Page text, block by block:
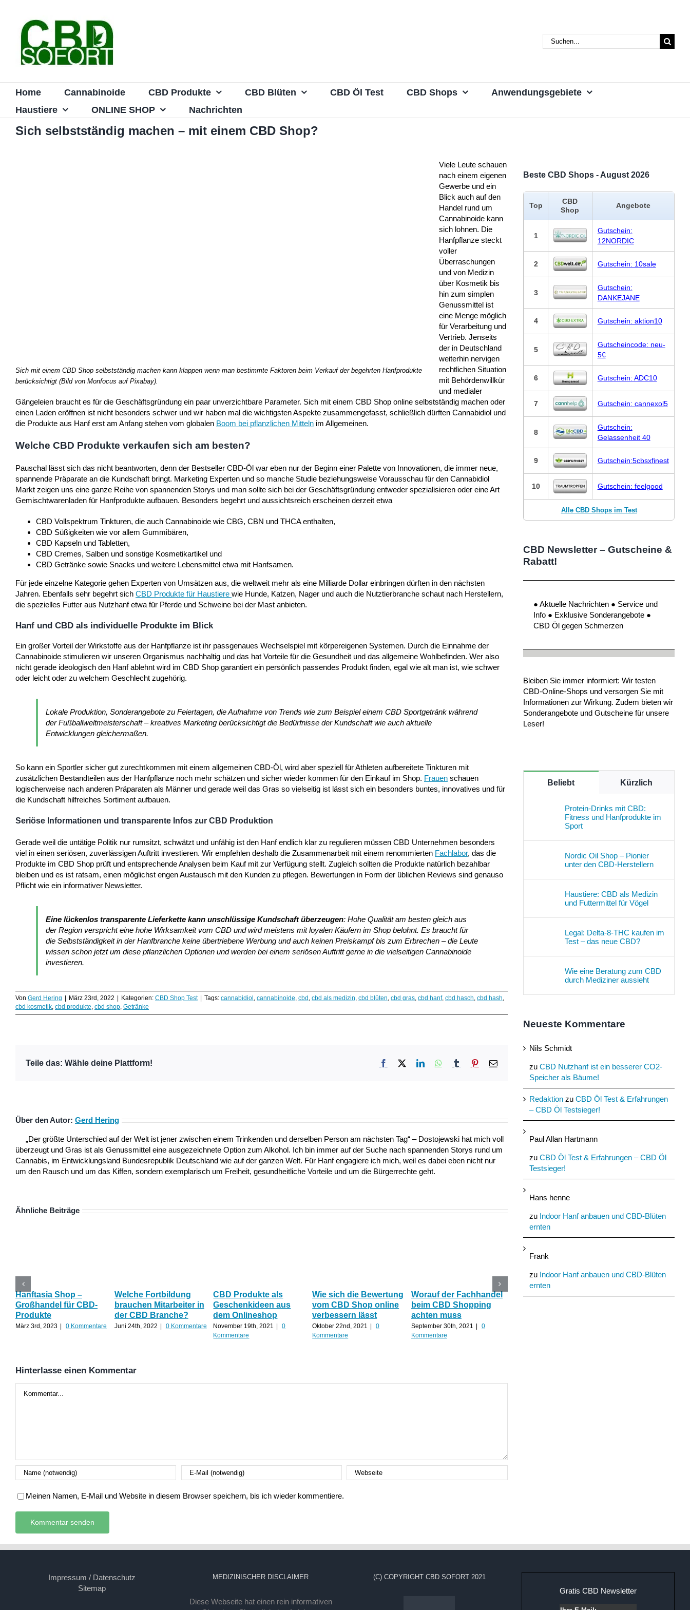
springen
Suche
nach:
Home Cannabinoide CBD Produkte CBD Blüten CBD Öl Test CBD Shops
Anwendungsgebiete
Haustiere
ONLINE SHOP Nachrichten
Sich selbstständig machen – mit einem CBD Shop?
Sich mit einem CBD Shop selbstständig machen kann klappen wenn man bestimmte Faktoren beim Verkauf der begehrten Hanfprodukte
berücksichtigt (Bild von Monfocus auf Pixabay).
Viele Leute schauen
nach einem eigenen
Gewerbe und ein
Blick auch auf den
Handel rund um
Cannabinoide kann
sich lohnen. Die
Hanfpflanze steckt
voller
Überraschungen
und von Medizin
über Kosmetik bis
hin zum simplen
Genussmittel ist
eine Menge möglich
für Verarbeitung und
Vertrieb. Jenseits
der in Deutschland
weiterhin nervigen
rechtlichen Situation
mit Behördenwillkür
und medialer
Gängeleien braucht es für die Geschäftsgründung ein paar unverzichtbare Parameter. Sich mit einem CBD Shop online selbstständig machen oder
einen Laden eröffnen ist nicht besonders schwer und wir haben mal die wichtigsten Aspekte zusammengefasst, schließlich dürften Cannabidiol und
die Produkte aus Hanf erst am Anfang stehen vom globalen Boom bei pflanzlichen Mitteln im Allgemeinen.
Welche CBD Produkte verkaufen sich am besten?
Pauschal lässt sich das nicht beantworten, denn der Bestseller CBD-Öl war eben nur der Beginn einer Palette von Innovationen, die immer neue,
spannende Präparate an die Kundschaft bringt. Marketing Experten und so manche Studie beziehungsweise Vorausschau für den Cannabidiol
Markt zeigen uns eine ganze Reihe von spannenden Storys und man sollte sich bei der Geschäftsgründung entweder spezialisieren oder eine Art
Gemischtwarenladen für Hanfprodukte aufbauen. Besonders begehrt und aussichtsreich erscheinen derzeit etwa
CBD Vollspektrum Tinkturen, die auch Cannabinoide wie CBG, CBN und THCA enthalten,
CBD Süßigkeiten wie vor allem Gummibären,
CBD Kapseln und Tabletten,
CBD Cremes, Salben und sonstige Kosmetikartikel und
CBD Getränke sowie Snacks und weitere Lebensmittel etwa mit Hanfsamen.
Für jede einzelne Kategorie gehen Experten von Umsätzen aus, die weltweit mehr als eine Milliarde Dollar einbringen dürften in den nächsten
Jahren. Ebenfalls sehr begehrt sich CBD Produkte für Haustiere wie Hunde, Katzen, Nager und auch die Nutztierbranche schaut nach Herstellern,
die spezielles Futter aus Nutzhanf etwa für Pferde und Schweine bei der Mast anbieten.
Hanf und CBD als individuelle Produkte im Blick
Ein großer Vorteil der Wirkstoffe aus der Hanfpflanze ist ihr passgenaues Wechselspiel mit körpereigenen Systemen. Durch die Einnahme der
Cannabinoide stimulieren wir unseren Organismus nachhaltig und das hat Vorteile für die Gesundheit und das allgemeine Wohlbefinden. Wer also
nicht gerade ideologisch den Hanf ablehnt wird im CBD Shop garantiert ein persönlich passendes Produkt finden, egal wie alt man ist, wie schwer
oder leicht oder zu welchem Geschlecht zugehörig.
Lokale Produktion, Sonderangebote zu Feiertagen, die Aufnahme von Trends wie zum Beispiel einem CBD Sportgetränk während
der Fußballweltmeisterschaft – kreatives Marketing berücksichtigt die Bedürfnisse der Kundschaft wie auch aktuelle
Entwicklungen gleichermaßen.
So kann ein Sportler sicher gut zurechtkommen mit einem allgemeinen CBD-Öl, wird aber speziell für Athleten aufbereitete Tinkturen mit
zusätzlichen Bestandteilen aus der Hanfpflanze noch mehr schätzen und sicher wieder kommen für den Einkauf im Shop. Frauen schauen
logischerweise nach anderen Präparaten als Männer und gerade weil das Gras so vielseitig ist lässt sich ein besonders buntes, innovatives und für
die Kundschaft hilfreiches Sortiment aufbauen.
Seriöse Informationen und transparente Infos zur CBD Produktion
Gerade weil die untätige Politik nur rumsitzt, schwätzt und unfähig ist den Hanf endlich klar zu regulieren müssen CBD Unternehmen besonders
viel in einen seriösen, zuverlässigen Auftritt investieren. Wir empfehlen deshalb die Zusammenarbeit mit einem renommierten Fachlabor, das die
Produkte im CBD Shop prüft und entsprechende Analysen beim Kauf mit zur Verfügung stellt. Zugleich sollten die Produkte natürlich bezahlbar
bleiben und es ist ratsam, einen möglichst engen Austausch mit den Kunden zu pflegen. Bewertungen in Form der üblichen Reviews sind genauso
Pflicht wie ein informativer Newsletter.
Eine lückenlos transparente Lieferkette kann unschlüssige Kundschaft überzeugen: Hohe Qualität am besten gleich aus
der Region verspricht eine hohe Wirksamkeit vom CBD und wird meistens mit loyalen Käufern im Shop belohnt. Es braucht für
die Selbstständigkeit in der Hanfbranche keine übertriebene Werbung und auch keinen Preiskampf bis zum Erbrechen – die Leute
wissen schon jetzt um diese pflanzlichen Optionen und werden bei einem seriösen Auftritt gerne in die vielseitigen Cannabinoide
investieren.
Von Gerd Hering März 23rd, 2022 Kategorien: CBD Shop Test Tags: cannabidiol , cannabinoide, cbd , cbd als medizin, cbd blüten, cbd gras, cbd hanf, cbd hasch, cbd hash,
cbd kosmetik, cbd produkte, cbd shop, Getränke
Teile das: Wähle deine Plattform! Facebook
X LinkedInWhatsApp
TumblrPinterest
E-
Über den Autor: Gerd Hering
„Der größte Unterschied auf der Welt ist jener zwischen einem Trinkenden und derselben Person am nächsten Tag“ – Dostojewski hat mich voll
überzeugt und Gras ist als Genussmittel eine ausgezeichnete Option zum Alkohol. Ich bin immer auf der Suche nach spannenden Storys rund um
Cannabis, im Entwicklungsland Bundesrepublik Deutschland wie auf der ganzen Welt. Für Hanf engagiere ich mich, weil es dabei eben nicht nur
um den Rausch und um das Kiffen, sondern exemplarisch um Freiheit, gesundheitliche Vorteile und um die Bürgerrechte geht.
Ähnliche Beiträge
Hanftasia Shop –
Großhandel für CBD-
Produkte
März 3rd, 2023 0 Kommentare
Welche Fortbildung
brauchen Mitarbeiter in
der CBD Branche?
Juni 24th, 2022 0 Kommentare
CBD Produkte als
Geschenkideen aus
dem Onlineshop
November 19th, 2021
0
Kommentare
Wie sich die Bewertung
vom CBD Shop online
verbessern lässt
Oktober 22nd, 2021
0
Kommentare
Worauf der Fachhandel
beim CBD Shopping
achten muss
September 30th, 2021
0
Kommentare
CBDHouse Shop Test –
Warum der CBD
Hinterlasse einen Kommentar
Meinen Namen, E-Mail und Website in diesem Browser speichern, bis ich wieder kommentiere.
Beste CBD Shops - August 2026
Top
CBD
Shop
Angebote
1
Gutschein:
12NORDIC
2 Gutschein: 10sale
3
Gutschein:
DANKEJANE
4 Gutschein: aktion10
5
Gutscheincode: neu-
5€
6 Gutschein: ADC10
7 Gutschein: cannexol5
8
Gutschein:
Gelassenheit 40
9 Gutschein:5cbsxfinest
10 Gutschein: feelgood
Alle CBD Shops im Test
CBD Newsletter – Gutscheine &
Rabatt!
● Aktuelle Nachrichten ● Service und
Info ● Exklusive Sonderangebote ●
CBD Öl gegen Schmerzen
Bleiben Sie immer informiert: Wir testen
CBD-Online-Shops und versorgen Sie mit
Informationen zur Wirkung. Zudem bieten wir
Sonderangebote und Gutscheine für unsere
Leser!
Beliebt Kürzlich
Protein-Drinks mit CBD:
Fitness und Hanfprodukte im
Sport
Nordic Oil Shop – Pionier
unter den CBD-Herstellern
Haustiere: CBD als Medizin
und Futtermittel für Vögel
Legal: Delta-8-THC kaufen im
Test – das neue CBD?
Wie eine Beratung zum CBD
durch Mediziner aussieht
Neueste Kommentare
Nils Schmidt
zu CBD Nutzhanf ist ein besserer CO2-
Speicher als Bäume!
Redaktion zu CBD Öl Test & Erfahrungen
– CBD Öl Testsieger!
Paul Allan Hartmann
zu CBD Öl Test & Erfahrungen – CBD Öl
Testsieger!
Hans henne
zu Indoor Hanf anbauen und CBD-Blüten
ernten
Frank
zu Indoor Hanf anbauen und CBD-Blüten
ernten
Impressum / Datenschutz
Sitemap
MEDIZINISCHER DISCLAIMER
Diese Webseite hat einen rein informativen
(C) COPYRIGHT CBD SOFORT 2021
Gratis CBD Newsletter